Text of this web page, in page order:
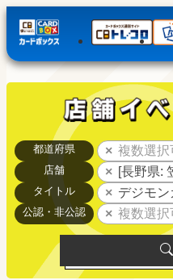
都道府県 複数選択
店舗 [長野県:
タイトル デジモン
公認・非公認 複数選択